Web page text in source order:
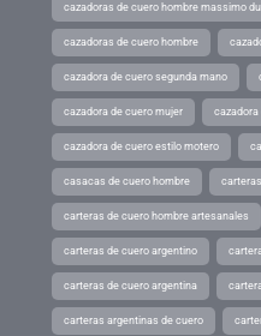
cazadoras de cuero hombre massimo
cazadoras de cuero hombre
cazadora de cuero segunda mano
cazadora de cuero mujer cazadora
cazadora de cuero estilo motero
casacas de cuero hombre
carteras de cuero hombre artesanales
carteras de cuero argentino
carteras de cuero argentina
carteras argentinas de cuero